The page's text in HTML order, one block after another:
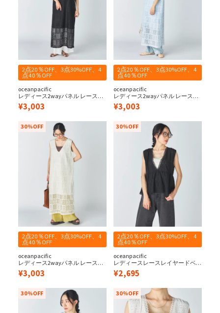
2点20％OFF、3点30%OFF、4
点40％OFF
oceanpacific
レディース2wayパネル レースワ
ンピース(水陸両用)
¥3,003
2点20％OFF、3点30%OFF、4
点40％OFF
oceanpacific
レディース2wayパネル レースワ
ンピース(水陸両用)
¥3,003
2点20％OFF、3点30%OFF、4
点40％OFF
oceanpacific
レディース2wayパネル レースワ
ンピース(水陸両用)
30%OFF
¥3,003
2点20％OFF、3点30%OFF、4
点40％OFF
oceanpacific
レディースレースレイヤードベ
スト
30%OFF
¥2,695
30%OFF 30%OFF